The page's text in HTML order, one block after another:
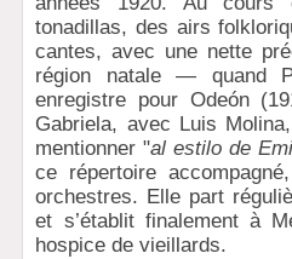
tonadillas, des airs
cantes, avec une nette
région natale — quand
enregistre pour Odeón
Gabriela, avec Luis
mentionner "al estilo de
ce répertoire
orchestres. Elle part
et s’établit finalement à
hospice de vieillards.